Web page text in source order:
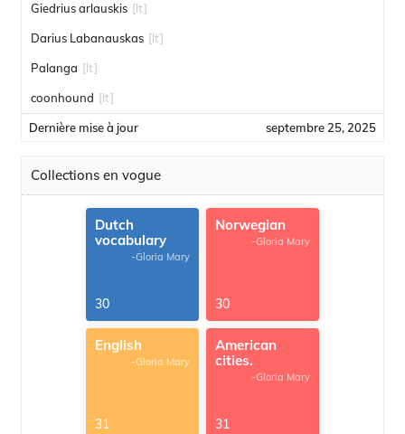
Giedrius arlauskis [lt]
Darius Labanauskas [lt]
Palanga [lt]
coonhound [lt]
Dernière mise à jour septembre 25, 2025
Collections en vogue
Dutch
vocabulary
-Gloria Mary
30
Norwegian
-Gloria Mary
30
English
-Gloria Mary
31
American
cities.
-Gloria Mary
31